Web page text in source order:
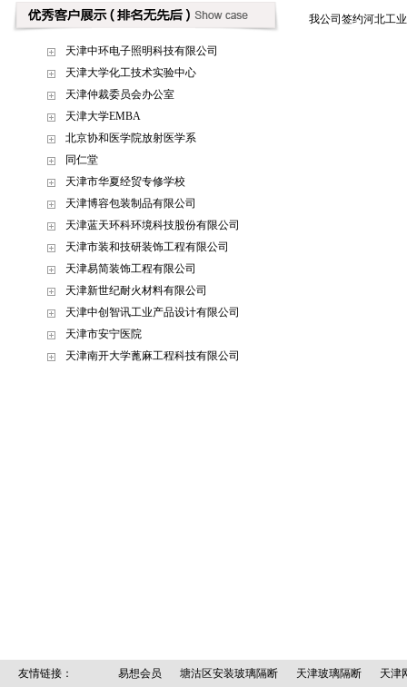
天津中环电子照明科技有限公司
天津大学化工技术实验中心
天津仲裁委员会办公室
天津大学EMBA
北京协和医学院放射医学系
同仁堂
天津市华夏经贸专修学校
天津博容包装制品有限公司
天津蓝天环科环境科技股份有限公司
天津市装和技研装饰工程有限公司
天津易简装饰工程有限公司
天津新世纪耐火材料有限公司
天津中创智讯工业产品设计有限公司
天津市安宁医院
天津南开大学蓖麻工程科技有限公司
我公司签约河北工
友情链接： 易想会员 塘沽区安装玻璃隔断 天津玻璃隔断 天津